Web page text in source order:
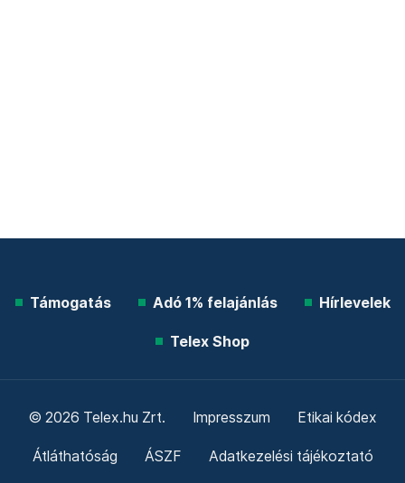
Támogatás Adó 1% felajánlás Hírlevelek
Telex Shop
© 2026 Telex.hu Zrt. Impresszum Etikai kódex
Átláthatóság ÁSZF Adatkezelési tájékoztató